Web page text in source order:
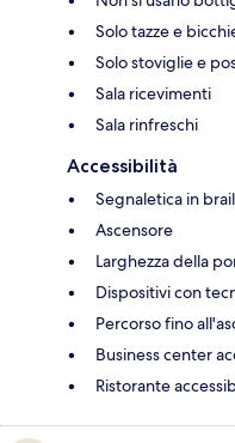
Solo tazze e
Solo stoviglie e
Sala ricevimenti
Sala rinfreschi
Accessibilità
Segnaletica in
Ascensore
Larghezza della
Dispositivi con
Percorso fino
Business center
Ristorante